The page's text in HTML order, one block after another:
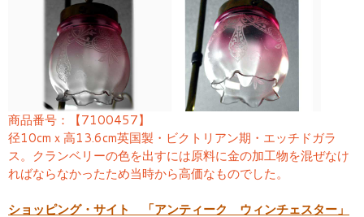
商品番号：【7100457】
径10cmｘ高13.6cm英国製・ビクトリアン期・エッチドガラ
ス。クランベリーの色を出すには原料に金の加工物を混ぜなけ
ればならなかったため当時から高価なものでした。
ショッピング・サイト 「アンティーク ウィンチェスター」